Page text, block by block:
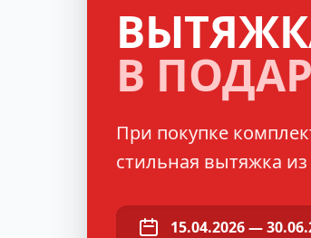
В
При покупке
стильная вытяжка
15.04.2026 —